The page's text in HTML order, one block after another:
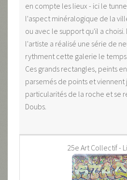
en compte les lieux - ici le
l'aspect minéralogique de la
ou avec le support qu'il a choisi.
l'artiste a réalisé une série de
rythment cette galerie le temps
Ces grands rectangles, peints
parsemés de points et viennent
particularités de la roche et se
Doubs.
25e Art Collectif -